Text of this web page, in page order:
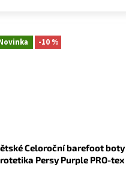
-10 %
Celoroční barefoot boty
Persy Purple PRO-tex